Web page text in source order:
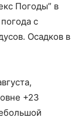
Погоды” в
с
Осадков в
+23